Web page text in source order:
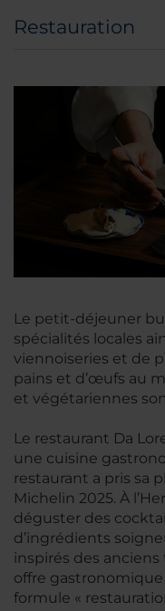
Restauration
Le petit-déjeuner
spécialités locales
viennoiseries et de
pains et d’œufs au
et végétariennes
Le restaurant Da
une cuisine
restaurant a pris sa
Michelin 2025. À
déguster des
d’ingrédients
inspirés des
offre
formule «